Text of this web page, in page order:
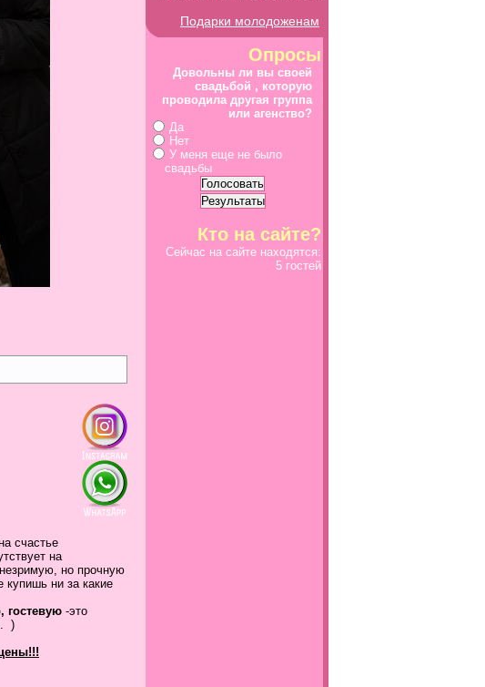
счастье
на
но прочную
купишь ни за какие
гостевую -это
)
Подарки молодоженам
Опросы
Довольны ли вы своей
свадьбой , которую
проводила другая группа
или агенство?
Да
Нет
У меня еще не было
свадьбы
Кто на сайте?
Сейчас на сайте находятся:
5 гостей